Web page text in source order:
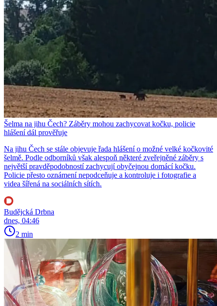
Šelma na jihu Čech? Záběry mohou zachycovat kočku, policie
hlášení dál prověřuje
Na jihu Čech se stále objevuje řada hlášení o možné velké kočkovité
šelmě. Podle odborníků však alespoň některé zveřejněné záběry s
největší pravděpodobností zachycují obyčejnou domácí kočku.
Policie přesto oznámení nepodceňuje a kontroluje i fotografie a
videa šířená na sociálních sítích.
Budějcká Drbna
dnes, 04:46
2 min